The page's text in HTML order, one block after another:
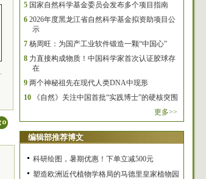
5 国家自然科学基金委员会发布多个项目指南
6 2026年度黑龙江省自然科学基金拟资助项目公
示
7 杨周旺：为国产工业软件锻造一颗“中国心”
8 力直接构成物质！中国科学家首次认证胶球存
在
9 两个神秘祖先在现代人类DNA中现形
10
《自然》关注中国首批“实践博士”的硬核突围
更多>>
编辑部推荐博文
科研绘图，暑期优惠！下单立减500元
塑造欧洲近代植物学格局的马德里皇家植物园